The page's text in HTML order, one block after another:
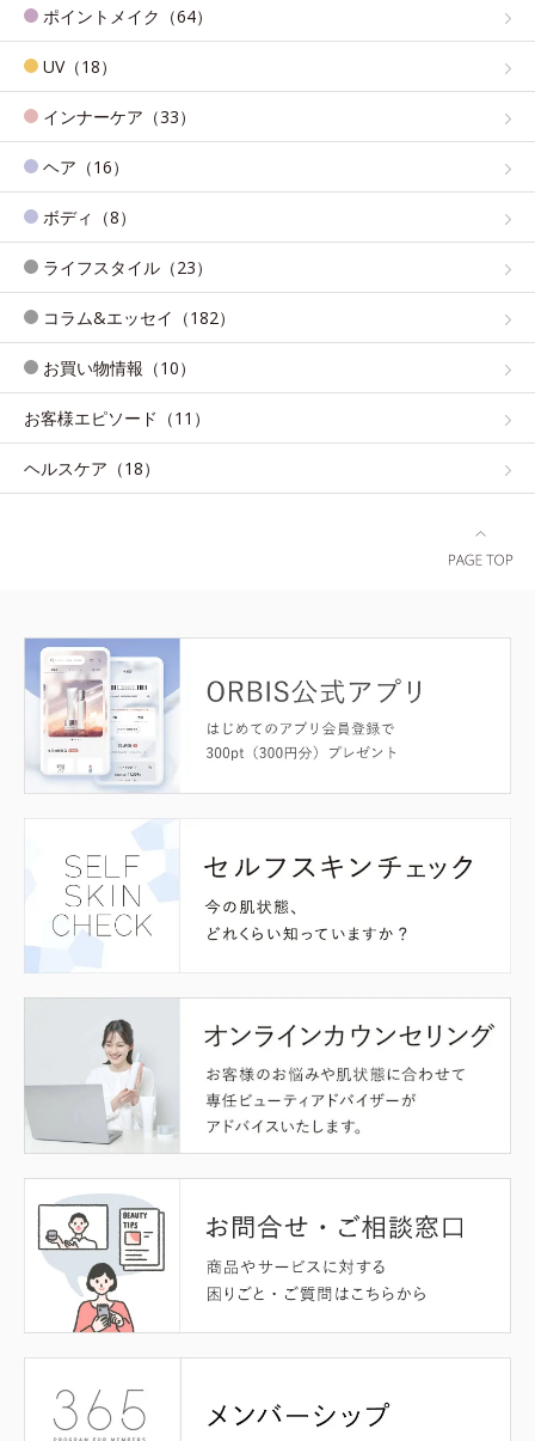
ポイントメイク（64）
UV（18）
インナーケア（33）
ヘア（16）
ボディ（8）
ライフスタイル（23）
コラム&エッセイ（182）
お買い物情報（10）
お客様エピソード（11）
ヘルスケア（18）